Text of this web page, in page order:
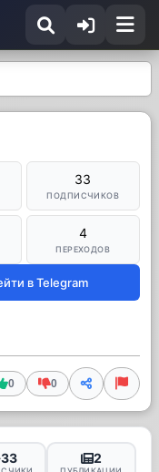
33
ПОДПИСЧИКОВ
4
ПЕРЕХОДОВ
в Telegram
0 0
33 2